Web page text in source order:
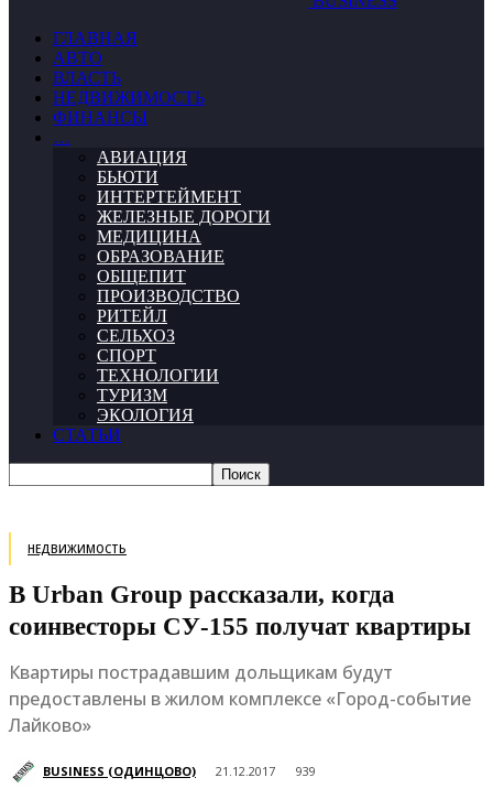
ГЛАВНАЯ
АВТО
ВЛАСТЬ
НЕДВИЖИМОСТЬ
ФИНАНСЫ
…
АВИАЦИЯ
БЬЮТИ
ИНТЕРТЕЙМЕНТ
ЖЕЛЕЗНЫЕ ДОРОГИ
МЕДИЦИНА
ОБРАЗОВАНИЕ
ОБЩЕПИТ
ПРОИЗВОДСТВО
РИТЕЙЛ
СЕЛЬХОЗ
СПОРТ
ТЕХНОЛОГИИ
ТУРИЗМ
ЭКОЛОГИЯ
СТАТЬИ
НЕДВИЖИМОСТЬ
В Urban Group рассказали, когда
соинвесторы СУ-155 получат квартиры
Квартиры пострадавшим дольщикам будут
предоставлены в жилом комплексе «Город-событие
Лайково»
BUSINESS (ОДИНЦОВО) 21.12.2017 939